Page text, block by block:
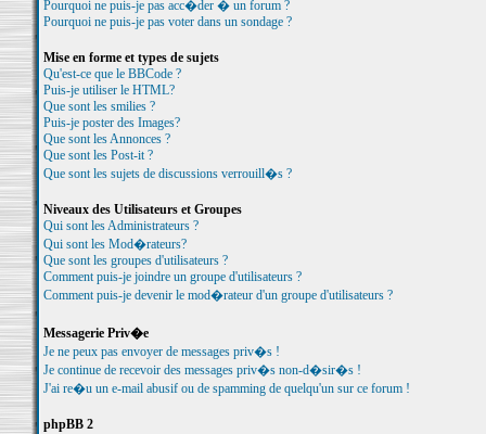
Pourquoi ne puis-je pas acc�der � un forum ?
Pourquoi ne puis-je pas voter dans un sondage ?
Mise en forme et types de sujets
Qu'est-ce que le BBCode ?
Puis-je utiliser le HTML?
Que sont les smilies ?
Puis-je poster des Images?
Que sont les Annonces ?
Que sont les Post-it ?
Que sont les sujets de discussions verrouill�s ?
Niveaux des Utilisateurs et Groupes
Qui sont les Administrateurs ?
Qui sont les Mod�rateurs?
Que sont les groupes d'utilisateurs ?
Comment puis-je joindre un groupe d'utilisateurs ?
Comment puis-je devenir le mod�rateur d'un groupe d'utilisateurs ?
Messagerie Priv�e
Je ne peux pas envoyer de messages priv�s !
Je continue de recevoir des messages priv�s non-d�sir�s !
J'ai re�u un e-mail abusif ou de spamming de quelqu'un sur ce forum !
phpBB 2